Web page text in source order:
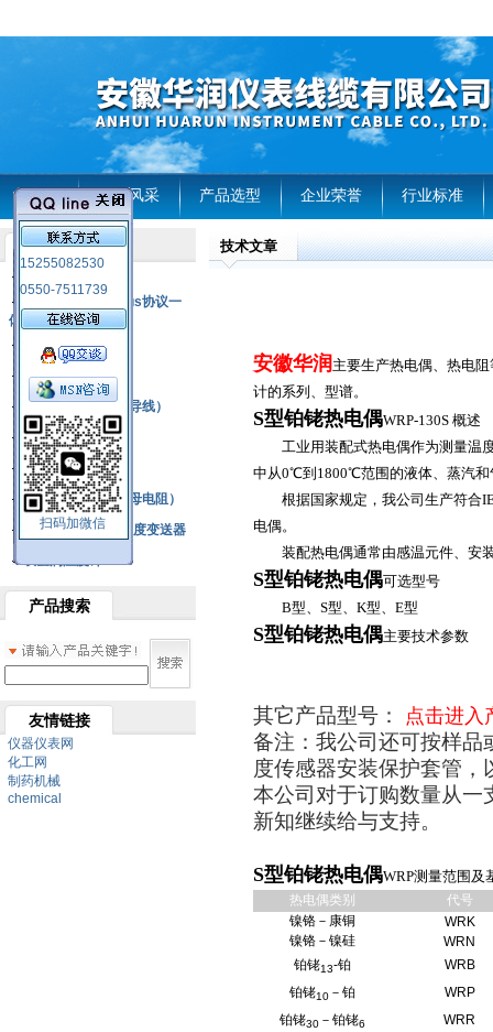
首页 企业风采 产品选型 企业荣誉 行业标准
15255082530
0550-7511739
扫码加微信
产品列表
RS485通讯modbus协议一
体化现场智能仪表
热电偶
压力式温度计
热电偶补偿电缆（导线）
振动传感器
热电阻
铂热电阻元件（云母电阻）
SBW系列一体化温度变送器
双金属温度计
产品搜索
友情链接
仪器仪表网
化工网
制药机械
chemical
技术文章
安徽华润 主要生产热电偶、热电
计的系列、型谱。
S型铂铑热电偶WRP-130S 概述
工业用装配式热电偶作为测量温度
中从0℃到1800℃范围的液体、蒸汽和
根据国家规定，我公司生产符合
电偶。
装配热电偶通常由感温元件、安
S型铂铑热电偶可选型号
B型、S型、K型、E型
S型铂铑热电偶主要技术参数
其它产品型号： 点击进入
备注：我公司还可按样品
度传感器安装保护套管，
本公司对于订购数量从一
新知继续给与支持。
S型铂铑热电偶WRP测量范围及
热电偶类别
代号
镍铬－康铜
WRK
镍铬－镍硅
WRN
铂铑13-铂
WRB
铂铑10－铂
WRP
铂铑30－铂铑6 WRR